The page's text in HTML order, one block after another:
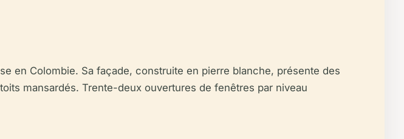
en Colombie. Sa façade, construite en pierre blanche, présente des
mansardés. Trente-deux ouvertures de fenêtres par niveau